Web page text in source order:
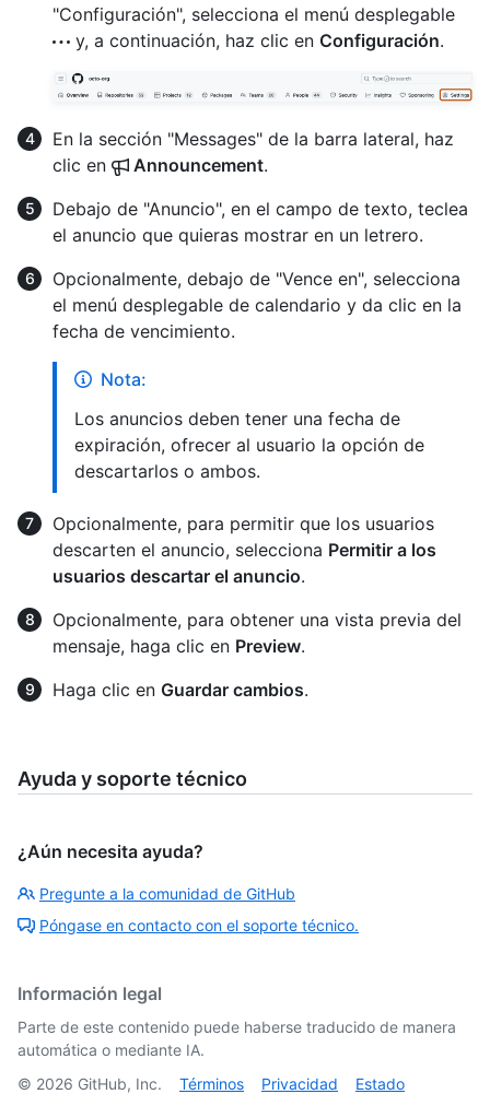
"Configuración", selecciona el menú desplegable
y, a continuación, haz clic en Configuración.
En la sección "Messages" de la barra lateral, haz
clic en
Announcement.
Debajo de "Anuncio", en el campo de texto, teclea
el anuncio que quieras mostrar en un letrero.
Opcionalmente, debajo de "Vence en", selecciona
el menú desplegable de calendario y da clic en la
fecha de vencimiento.
Nota:
Los anuncios deben tener una fecha de
expiración, ofrecer al usuario la opción de
descartarlos o ambos.
Opcionalmente, para permitir que los usuarios
descarten el anuncio, selecciona Permitir a los
usuarios descartar el anuncio.
Opcionalmente, para obtener una vista previa del
mensaje, haga clic en Preview.
Haga clic en Guardar cambios.
Ayuda y soporte técnico
¿Aún necesita ayuda?
Pregunte a la comunidad de GitHub
Póngase en contacto con el soporte técnico.
Información legal
Parte de este contenido puede haberse traducido de manera
automática o mediante IA.
© 2026 GitHub, Inc. Términos Privacidad Estado